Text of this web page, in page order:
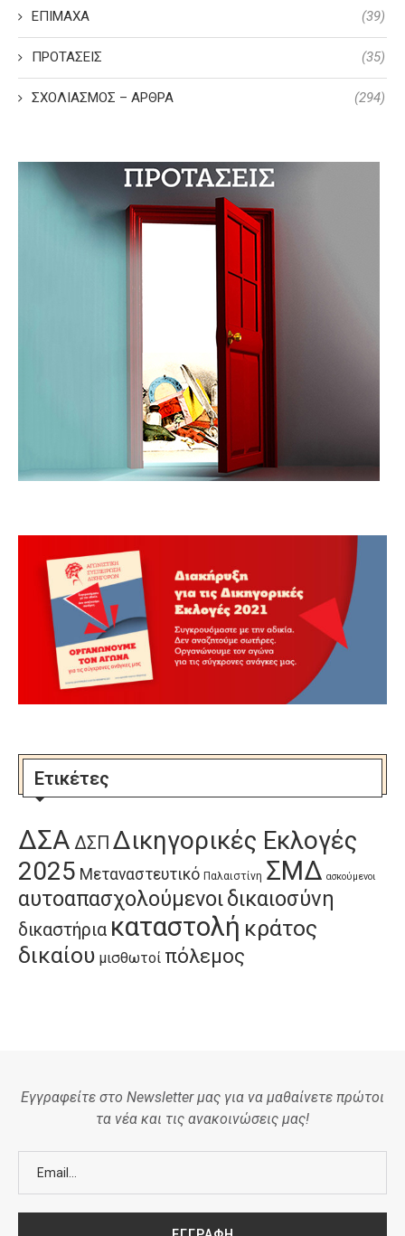
ΕΠΙΜΑΧΑ (39)
ΠΡΟΤΑΣΕΙΣ (35)
ΣΧΟΛΙΑΣΜΟΣ – ΑΡΘΡΑ (294)
Ετικέτες
ΔΣΑ ΔΣΠ Δικηγορικές Εκλογές
2025 Μεταναστευτικό Παλαιστίνη ΣΜΔ ασκούμενοι
αυτοαπασχολούμενοιδικαιοσύνη
δικαστήρια καταστολή κράτος
δικαίου μισθωτοί πόλεμος
Εγγραφείτε στο Newsletter μας για να μαθαίνετε πρώτοι
τα νέα και τις ανακοινώσεις μας!